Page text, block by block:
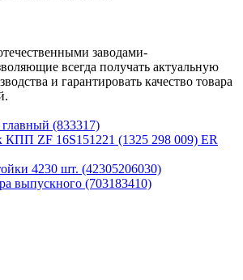
заводами-
всегда получать актуальную
и гарантировать качество товара
(833317)
КПП ZF 16S151221 (1325 298 009) ER
4230 шт. (42305206030)
выпускного (703183410)